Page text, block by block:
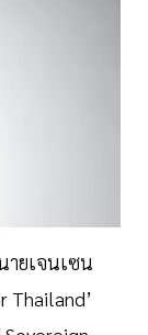
ายเจนเซน
Thailand’